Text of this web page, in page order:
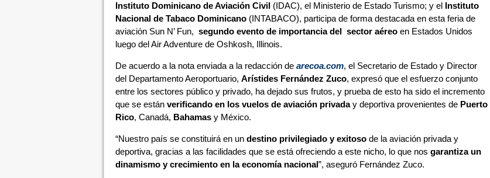
Instituto Dominicano de Aviación Civil(IDAC), el Ministerio de Estado Turismo; y el Instituto
Nacional de Tabaco Dominicano(INTABACO), participa de forma destacada en esta feria de
aviación Sun N’ Fun, segundo evento de importancia del sector aéreoen Estados Unidos
luego del Air Adventure de Oshkosh, Illinois.
De acuerdo a la nota enviada a la redacción de arecoa.com, el Secretario de Estado y Director
del Departamento Aeroportuario, Arístides Fernández Zuco, expresó que el esfuerzo conjunto
entre los sectores público y privado, ha dejado sus frutos, y prueba de esto ha sido el incremento
que se están verificando en los vuelos de aviación privaday deportiva provenientes de Puerto
Rico, Canadá, Bahamasy México.
“Nuestro país se constituirá en un destino privilegiado y exitosode la aviación privada y
deportiva, gracias a las facilidades que se está ofreciendo a este nicho, lo que nos garantiza un
dinamismo y crecimiento en la economía nacional”, aseguró Fernández Zuco.